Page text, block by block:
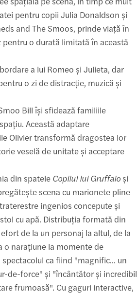
pentru copii Julia Donaldson și
and The Smoos, prinde viață în
o durată limitată în această
a lui Romeo și Julieta, dar
o zi de distracție, muzică și
Bill își sfidează familiile
Această adaptare
Olivier transformă dragostea lor
veselă de unitate și acceptare
din spatele Copilul lui Gruffalo și
scena cu marionete pline
ingenios concepute și
cu apă. Distribuția formată din
de la un personaj la altul, de la
o narațiune la momente de
ca fiind "magnific... un
de-force" și "încântător și incredibil
frumoasă". Cu gaguri interactive,